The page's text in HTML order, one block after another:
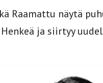
Raamattu näytä
ja siirtyy